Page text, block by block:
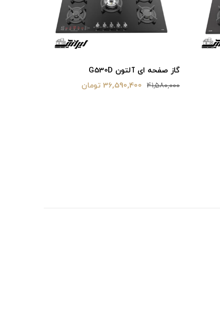
گاز صفحه ای آلتون G530D
41,580,000 36,590,400 تومان